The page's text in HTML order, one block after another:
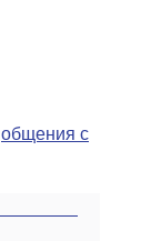
общения с